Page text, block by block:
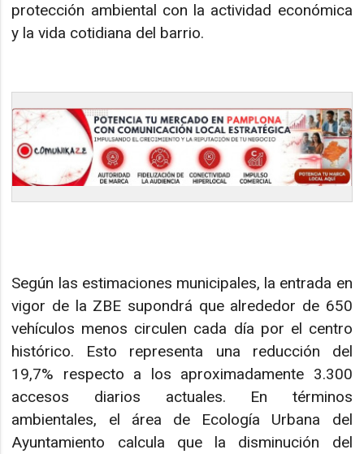
protección ambiental con la actividad económica
y la vida cotidiana del barrio.
Según las estimaciones municipales, la entrada en
vigor de la ZBE supondrá que alrededor de 650
vehículos menos circulen cada día por el centro
histórico. Esto representa una reducción del
19,7% respecto a los aproximadamente 3.300
accesos diarios actuales. En términos
ambientales, el área de Ecología Urbana del
Ayuntamiento calcula que la disminución del